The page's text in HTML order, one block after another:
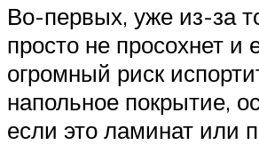
Во-первых, уже из-за
просто не просохнет и
огромный риск
напольное покрытие,
если это ламинат или